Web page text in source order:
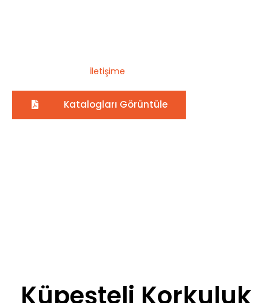
İletişime
Katalogları Görüntüle
Küpeşteli Korkuluk